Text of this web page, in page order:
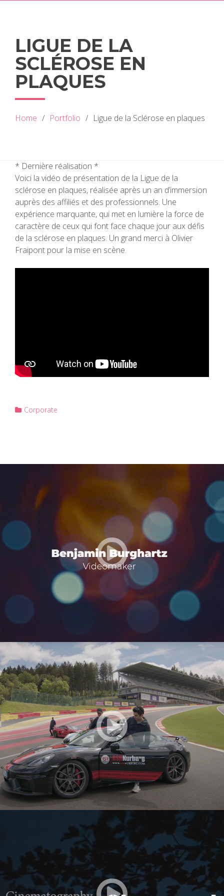
LIGUE DE LA
SCLÉROSE EN
PLAQUES
Home Portfolio Ligue de la Sclérose en plaques
* Dernière réalisation *
Voici la vidéo de présentation de la Ligue de la
sclérose en plaques, réalisée après un an d’immersion
auprès des affiliés et des professionnels. Une
expérience marquante, qui met en lumière la force de
caractère de ceux qui font face chaque jour aux défis
de la sclérose en plaques. Un grand merci à Olivier
Fraipont pour la mise en scène.
Corporate